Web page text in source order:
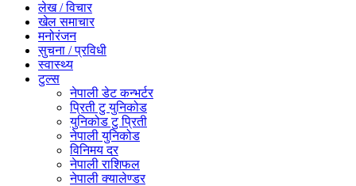
लेख / विचार
खेल समाचार
मनोरंजन
सुचना / प्रविधी
स्वास्थ्य
टुल्स
नेपाली डेट कन्भर्टर
प्रिती टु युनिकोड
युनिकोड टु प्रिती
नेपाली युनिकोड
विनिमय दर
नेपाली राशिफल
नेपाली क्यालेण्डर